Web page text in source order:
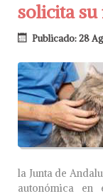
solicita su
Publicado: 28
la Junta de
autonómica